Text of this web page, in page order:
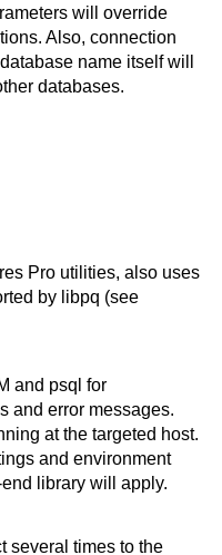
will override
Also, connection
name itself will
databases.
Pro utilities, also uses
by libpq (see
and psql for
and error messages.
at the targeted host.
and environment
library will apply.
several times to the